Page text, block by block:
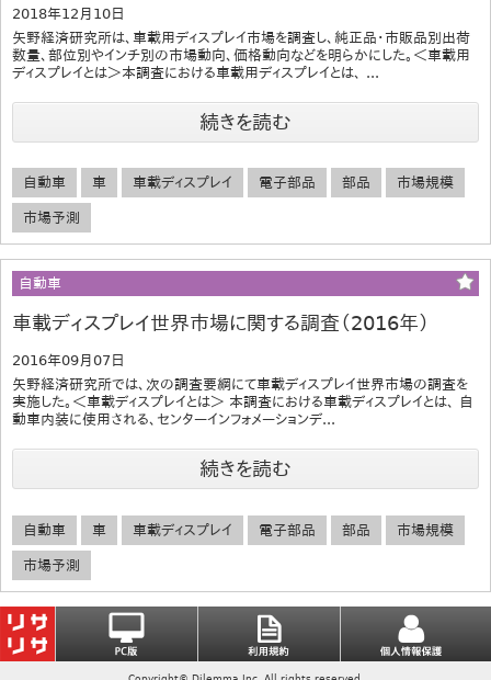
2018年12月10日
矢野経済研究所は、車載用ディスプレイ市場を調査し、純正品・市販品別出荷
数量、部位別やインチ別の市場動向、価格動向などを明らかにした。＜車載用
ディスプレイとは＞本調査における車載用ディスプレイとは、 ...
続きを読む
自動車 車 車載ディスプレイ 電子部品 部品 市場規模
市場予測
自動車
車載ディスプレイ世界市場に関する調査（2016年）
2016年09月07日
矢野経済研究所では、次の調査要綱にて車載ディスプレイ世界市場の調査を
実施した。＜車載ディスプレイとは＞ 本調査における車載ディスプレイとは、 自
動車内装に使用される、センターインフォメーションデ...
続きを読む
自動車 車 車載ディスプレイ 電子部品 部品 市場規模
市場予測